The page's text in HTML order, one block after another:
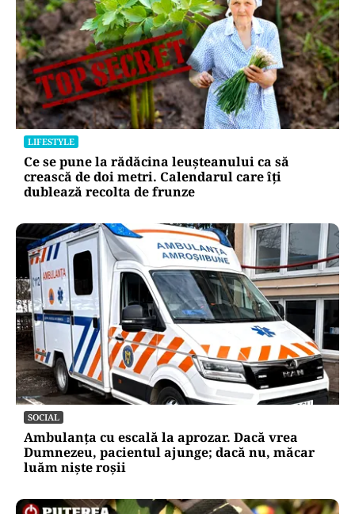
LIFESTYLE
Ce se pune la rădăcina leușteanului ca să
crească de doi metri. Calendarul care îți
dublează recolta de frunze
SOCIAL
Ambulanța cu escală la aprozar. Dacă vrea
Dumnezeu, pacientul ajunge; dacă nu, măcar
luăm niște roșii